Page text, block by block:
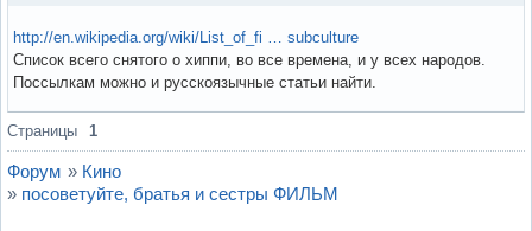
http://en.wikipedia.org/wiki/List_of_fi … subculture
Список всего снятого о хиппи, во все времена, и у всех народов.
Поссылкам можно и русскоязычные статьи найти.
Вне форума
Страницы 1
Форум » Кино
» посоветуйте, братья и сестры ФИЛЬМ